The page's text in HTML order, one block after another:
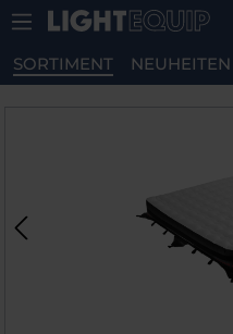
Zum Hauptinhalt springen
SORTIMENT NEUHEITEN